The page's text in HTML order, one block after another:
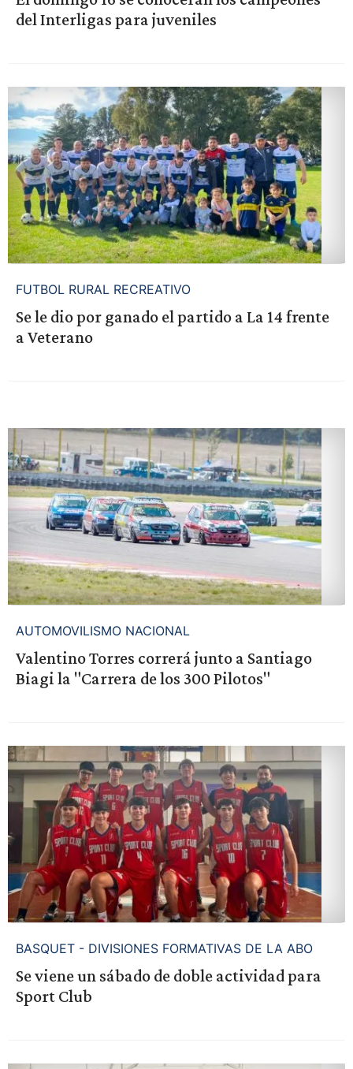
del Interligas para juveniles
FUTBOL RURAL RECREATIVO
Se le dio por ganado el partido a La 14 frente
a Veterano
AUTOMOVILISMO NACIONAL
Valentino Torres correrá junto a Santiago
Biagi la "Carrera de los 300 Pilotos"
BASQUET - DIVISIONES FORMATIVAS DE LA ABO
Se viene un sábado de doble actividad para
Sport Club